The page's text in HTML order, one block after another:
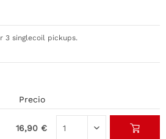
Precio
16,90 €
3 singlecoil pickups.